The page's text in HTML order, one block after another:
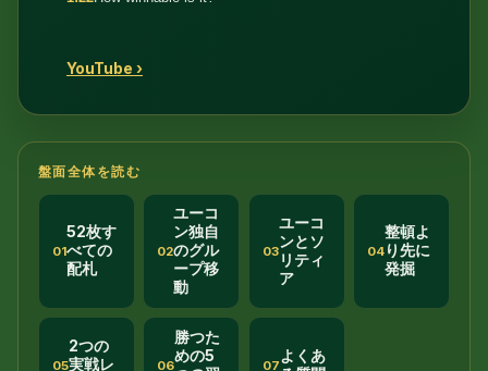
YouTube ›
盤面全体を読む
01
52枚す
べての
配札
02
ユーコ
ン独自
のグル
ープ移
動
03
ユーコ
ンとソ
リティ
ア
04
整頓よ
り先に
発掘
05
2つの
実戦レ
06
勝つた
めの5
07
よくあ